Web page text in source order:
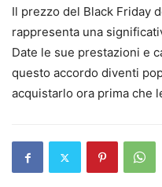
Il prezzo del Black Friday
rappresenta una
Date le sue prestazioni e
questo accordo diventi
acquistarlo ora prima che